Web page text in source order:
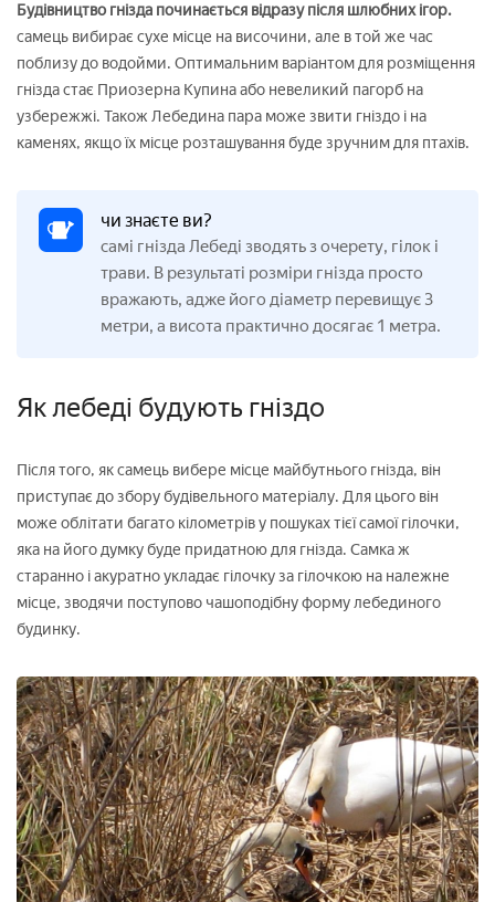
Будівництво гнізда починається відразу після шлюбних ігор.
самець вибирає сухе місце на височини, але в той же час
поблизу до водойми. Оптимальним варіантом для розміщення
гнізда стає Приозерна Купина або невеликий пагорб на
узбережжі. Також Лебедина пара може звити гніздо і на
каменях, якщо їх місце розташування буде зручним для птахів.
чи знаєте ви?
самі гнізда Лебеді зводять з очерету, гілок і
трави. В результаті розміри гнізда просто
вражають, адже його діаметр перевищує 3
метри, а висота практично досягає 1 метра.
Як лебеді будують гніздо
Після того, як самець вибере місце майбутнього гнізда, він
приступає до збору будівельного матеріалу. Для цього він
може облітати багато кілометрів у пошуках тієї самої гілочки,
яка на його думку буде придатною для гнізда. Самка ж
старанно і акуратно укладає гілочку за гілочкою на належне
місце, зводячи поступово чашоподібну форму лебединого
будинку.